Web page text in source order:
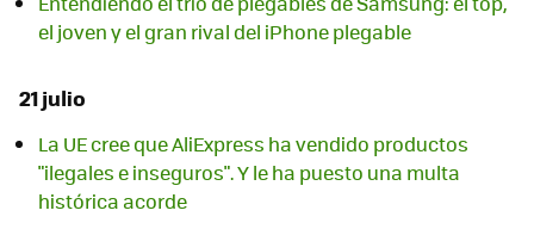
el joven y el gran rival del iPhone plegable
21 julio
La UE cree que AliExpress ha vendido productos
"ilegales e inseguros". Y le ha puesto una multa
histórica acorde